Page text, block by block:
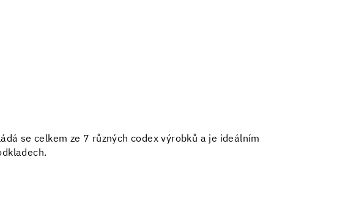
se celkem ze 7 různých codex výrobků a je ideálním